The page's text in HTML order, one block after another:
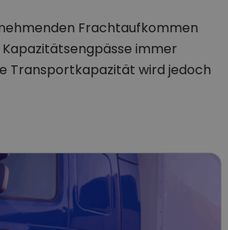
Frachtaufkommen
immer
Transportkapazität wird jedoch